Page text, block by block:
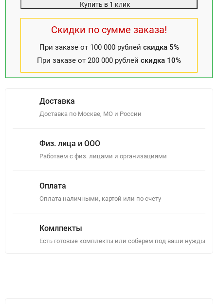
Купить в 1 клик
Скидки по сумме заказа!
При заказе от 100 000 рублей скидка 5%
При заказе от 200 000 рублей скидка 10%
Доставка
Доставка по Москве, МО и России
Физ. лица и ООО
Работаем с физ. лицами и организациями
Оплата
Оплата наличными, картой или по счету
Комлпекты
Есть готовые комплекты или соберем под ваши нужды